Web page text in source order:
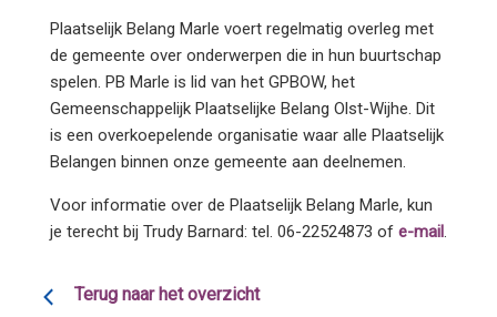
Plaatselijk Belang Marle voert regelmatig overleg met
de gemeente over onderwerpen die in hun buurtschap
spelen. PB Marle is lid van het GPBOW, het
Gemeenschappelijk Plaatselijke Belang Olst-Wijhe. Dit
is een overkoepelende organisatie waar alle Plaatselijk
Belangen binnen onze gemeente aan deelnemen.
Voor informatie over de Plaatselijk Belang Marle, kun
je terecht bij Trudy Barnard: tel. 06-22524873 of e-mail.
Terug naar het overzicht